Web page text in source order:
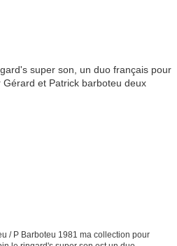
/ P Barboteu 1981 ma collection pour